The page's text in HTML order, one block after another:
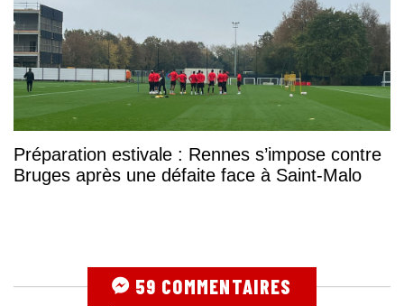
Préparation estivale : Rennes s’impose contre
Bruges après une défaite face à Saint-Malo
59 COMMENTAIRES